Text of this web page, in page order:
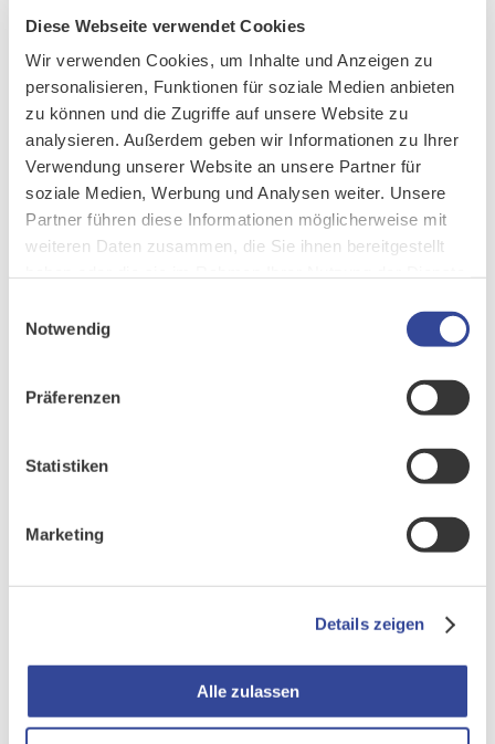
Diese Webseite verwendet Cookies
Wir verwenden Cookies, um Inhalte und Anzeigen zu
personalisieren, Funktionen für soziale Medien anbieten
zu können und die Zugriffe auf unsere Website zu
analysieren. Außerdem geben wir Informationen zu Ihrer
Verwendung unserer Website an unsere Partner für
soziale Medien, Werbung und Analysen weiter. Unsere
Partner führen diese Informationen möglicherweise mit
weiteren Daten zusammen, die Sie ihnen bereitgestellt
Notwendig
Präferenzen
Statistiken
Marketing
Details zeigen
Alle zulassen
DIENSTAG, 5. APRIL 2022:
Excel war gestern: Smarte Geschäftsentscheidungen dank
Business Intelligence und CRM
Best-Practice-Webinar: CURSOR-CRM für Facility
Management und Objektverwaltung
MITTWOCH, 6. APRIL 2022:
Zielbild Omnikanal – Vorstellung des flexperto-Moduls als
Grundpfeiler Ihrer Beratungsstrategie
Das CURSOR Card-Layout vorgestellt – neue User
Experience, neue Features
realen Projektes
DONNERSTAG, 7. APRIL 2022:
(oder auch nicht)
freuen wir uns auf ein persönliches Gespräch – gerne im